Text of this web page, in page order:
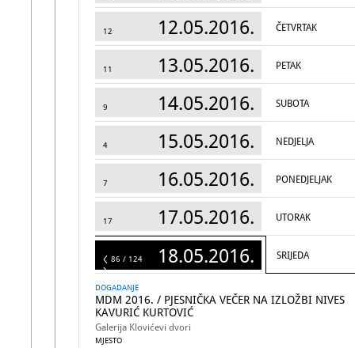
12 12.05.2016. ČETVRTAK
11 13.05.2016. PETAK
9 14.05.2016. SUBOTA
4 15.05.2016. NEDJELJA
7 16.05.2016. PONEDJELJAK
17 17.05.2016. UTORAK
124 18.05.2016. SRIJEDA
86 / 124
DOGADANJE
MDM 2016. / PJESNIČKA VEČER NA IZLOŽBI NIVES
KAVURIĆ KURTOVIĆ
Galerija Klovićevi dvori
MJESTO